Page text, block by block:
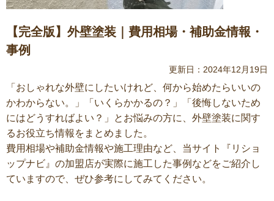
【完全版】外壁塗装｜費用相場・補助金情報・
事例
更新日：2024年12月19日
「おしゃれな外壁にしたいけれど、何から始めたらいいの
かわからない。」「いくらかかるの？」「後悔しないため
にはどうすればよい？」とお悩みの方に、外壁塗装に関す
るお役立ち情報をまとめました。
費用相場や補助金情報や施工理由など、当サイト『リショ
ップナビ』の加盟店が実際に施工した事例などをご紹介し
ていますので、ぜひ参考にしてみてください。